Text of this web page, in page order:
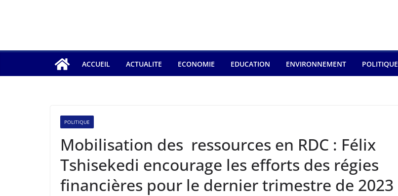
ACCUEIL ACTUALITE ECONOMIE EDUCATION ENVIRONNEMENT POLITIQUE
POLITIQUE
Mobilisation des ressources en RDC : Félix
Tshisekedi encourage les efforts des régies
financières pour le dernier trimestre de 2023